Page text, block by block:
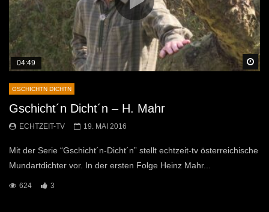
04:49
GSCHICHTN DICHTN
Gschicht´n Dicht´n – H. Mahr
ECHTZEIT-TV 19. MAI 2016
Mit der Serie “Gschicht´n-Dicht´n” stellt echtzeit-tv österreichische
Mundartdichter vor. In der ersten Folge Heinz Mahr...
624 3